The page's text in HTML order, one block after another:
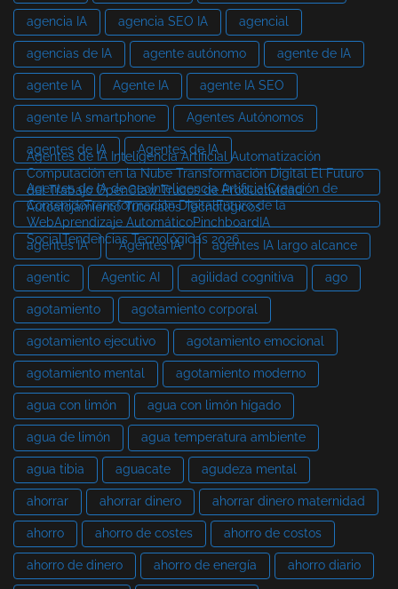
agencia IA agencia SEO IA agencial
agencias de IA agente autónomo agente de IA
agente IA Agente IA agente IA SEO
agente IA smartphone Agentes Autónomos
agentes de IA Agentes de IA
Agentes de IA Inteligencia Artificial Automatización
Computación en la Nube Transformación Digital El Futuro
del Trabajo OpenClaw Trucos de Productividad
Autoalojamiento Tutoriales Tecnológicos
Agentes de IA de aeoInteligencia ArtificialCreación de
ContenidoTransformación DigitalFuturo de la
WebAprendizaje AutomáticoPinchboardIA
SocialTendencias Tecnológicas 2026
agentes IA Agentes IA agentes IA largo alcance
agentic Agentic AI agilidad cognitiva ago
agotamiento agotamiento corporal
agotamiento ejecutivo agotamiento emocional
agotamiento mental agotamiento moderno
agua con limón agua con limón hígado
agua de limón agua temperatura ambiente
agua tibia aguacate agudeza mental
ahorrar ahorrar dinero ahorrar dinero maternidad
ahorro ahorro de costes ahorro de costos
ahorro de dinero ahorro de energía ahorro diario